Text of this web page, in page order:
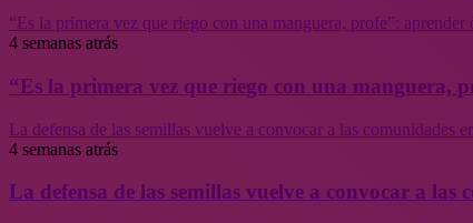
“Es la primera vez que riego con una manguera, profe”: aprender
4 semanas atrás
“Es la primera vez que riego con una manguera,
La defensa de las semillas vuelve a convocar a las comunidades
4 semanas atrás
La defensa de las semillas vuelve a convocar a